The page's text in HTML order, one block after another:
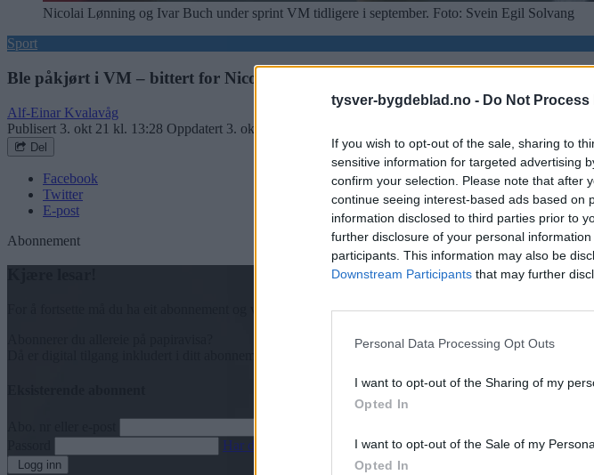
tysver-bygdeblad.no - Do Not
If you wish to opt-out of the sale, sharing to
sensitive information for targeted advertising
confirm your selection. Please note that after
continue seeing interest-based ads based on
information disclosed to third parties prior to
further disclosure of your personal
participants. This information may also be
Downstream Participants that may further
Personal Data Processing Opt Outs
I want to opt-out of the Sharing of my
Opted In
I want to opt-out of the Sale of my
Opted In
Nicolai Lønning og Ivar Buch under sprint VM tidligere i september. Foto: Svein Egil Solvang
Sport
Ble påkjørt i VM – bittert for Nicolai og Ivar
Alf-Einar Kvalavåg
Publisert 3. okt 21 kl. 13:28 Oppdatert 3. okt 21 kl. 21:21
Del
Facebook
Twitter
E-post
Abonnement
Har du gløymt passordet?
Logg inn